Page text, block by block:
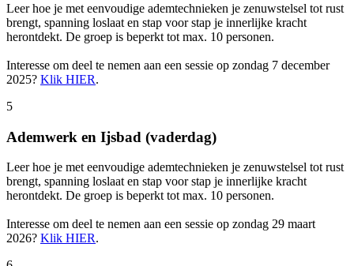
Leer hoe je met eenvoudige ademtechnieken je zenuwstelsel tot rust
brengt, spanning loslaat en stap voor stap je innerlijke kracht
herontdekt. De groep is beperkt tot max. 10 personen.
Interesse om deel te nemen aan een sessie op zondag 7 december
2025? Klik HIER.
5
Ademwerk en Ijsbad (vaderdag)
Leer hoe je met eenvoudige ademtechnieken je zenuwstelsel tot rust
brengt, spanning loslaat en stap voor stap je innerlijke kracht
herontdekt. De groep is beperkt tot max. 10 personen.
Interesse om deel te nemen aan een sessie op zondag 29 maart
2026? Klik HIER.